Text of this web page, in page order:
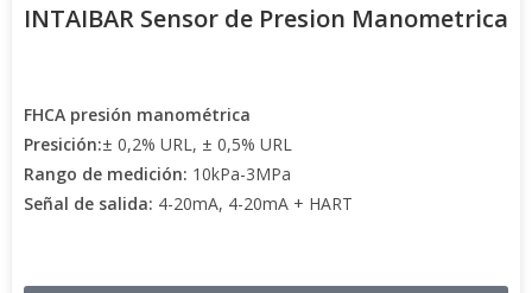
INTAIBAR Sensor de Presion Manometrica
FHCA presión manométrica
Presición:± 0,2% URL, ± 0,5% URL
Rango de medición: 10kPa-3MPa
Señal de salida: 4-20mA, 4-20mA + HART